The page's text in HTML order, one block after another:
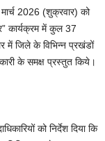
मार्च 2026 (शुक्रवार) को
कार्यक्रम में कुल 37
में जिले के विभिन्न प्रखंडों
के समक्ष प्रस्तुत किये।
को निर्देश दिया कि